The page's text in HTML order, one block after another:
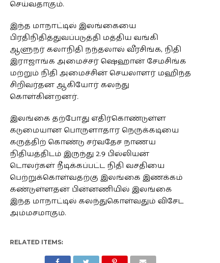
செய்வதாகும்.
இந்த மாநாட்டில் இலங்கையை
பிரதிநிதித்துவப்படுத்தி மத்திய வங்கி
ஆளுநர் கலாநிதி நந்தலால் வீரசிங்க, நிதி
இராஜாங்க அமைச்சர் ஷெஹான் சேமசிங்க
மற்றும் நிதி அமைச்சின் செயலாளர் மஹிந்த
சிறிவர்தன ஆகியோர் கலந்து
கொள்கின்றனர்.
இலங்கை தற்போது எதிர்கொண்டுள்ள
கடுமையான பொருளாதார நெருக்கடியை
கருத்திற் கொண்டு சர்வதேச நாணய
நிதியத்திடம் இருந்து 2.9 பில்லியன்
டொலர்கள் நீடிக்கப்பட்ட நிதி வசதியை
பெற்றுக்கொள்வதற்கு இலங்கை இணக்கம்
கண்டுள்ளதன் பின்னணியில் இலங்கை
இந்த மாநாட்டில் கலந்துகொள்வதும் விசேட
அம்மசமாகும்.
RELATED ITEMS: